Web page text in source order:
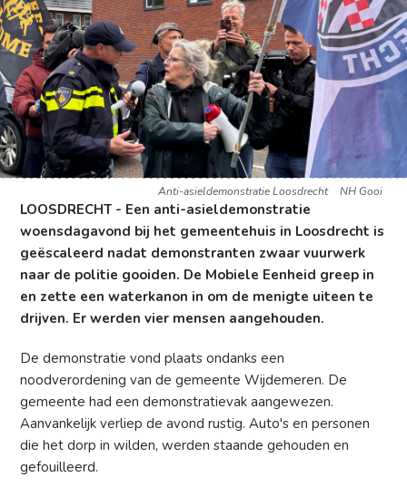
Anti-asieldemonstratie Loosdrecht NH Gooi
LOOSDRECHT - Een anti-asieldemonstratie
woensdagavond bij het gemeentehuis in Loosdrecht is
geëscaleerd nadat demonstranten zwaar vuurwerk
naar de politie gooiden. De Mobiele Eenheid greep in
en zette een waterkanon in om de menigte uiteen te
drijven. Er werden vier mensen aangehouden.
De demonstratie vond plaats ondanks een
noodverordening van de gemeente Wijdemeren. De
gemeente had een demonstratievak aangewezen.
Aanvankelijk verliep de avond rustig. Auto's en personen
die het dorp in wilden, werden staande gehouden en
gefouilleerd.